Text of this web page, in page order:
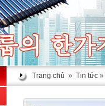
Trang chủ » Tin tức »